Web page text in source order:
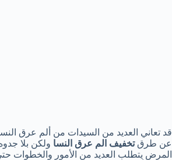
قد تعاني العديد من السيدات من ألم عرق
عن طرقتخفيف الم عرق النسا ولكن بلا
المرض يتطلب العديد من الأمور والخطوات